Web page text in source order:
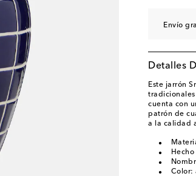
Envío
Detalles
Este jarrón
tradicionales
cuenta con
patrón de
a la calidad
Color: